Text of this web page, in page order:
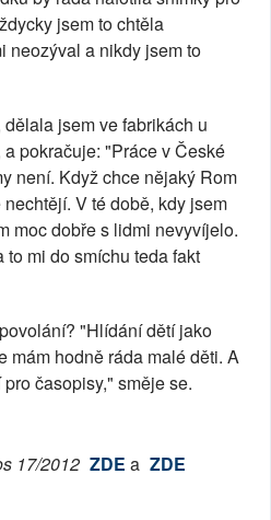
jsem to chtěla
neozýval a nikdy jsem to
jsem ve fabrikách u
pokračuje: "Práce v České
není. Když chce nějaký Rom
V té době, kdy jsem
moc dobře s lidmi nevyvíjelo.
to mi do smíchu teda fakt
"Hlídání dětí jako
mám hodně ráda malé děti. A
časopisy," směje se.
17/2012 ZDE a ZDE